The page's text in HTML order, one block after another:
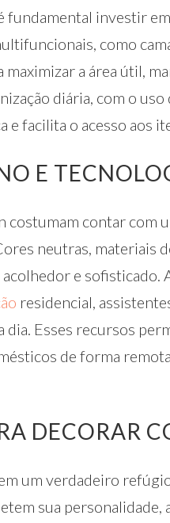
fundamental investir
como
maximizar a área útil,
diária, com o
e facilita o acesso aos
E
costumam contar com
neutras, materiais
acolhedor e
residencial,
dia. Esses recursos
de forma
DECORAR
um verdadeiro
sua personalidade,